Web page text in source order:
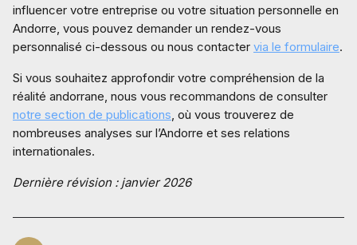
influencer votre entreprise ou votre situation personnelle en
Andorre, vous pouvez demander un rendez-vous
personnalisé ci-dessous ou nous contacter via le formulaire.
Si vous souhaitez approfondir votre compréhension de la
réalité andorrane, nous vous recommandons de consulter
notre section de publications, où vous trouverez de
nombreuses analyses sur l’Andorre et ses relations
internationales.
Dernière révision : janvier 2026